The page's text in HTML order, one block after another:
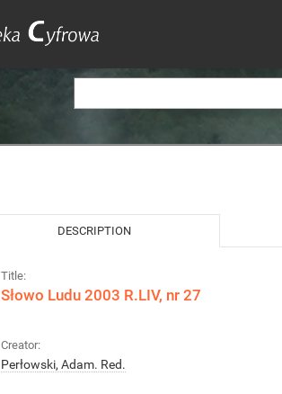
DESCRIPTION
Title:
Słowo Ludu 2003 R.LIV, nr 27
Creator:
Perłowski, Adam. Red.